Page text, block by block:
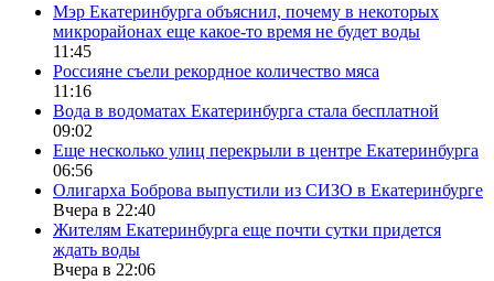
Мэр Екатеринбурга объяснил, почему в некоторых
микрорайонах еще какое-то время не будет воды
11:45
Россияне съели рекордное количество мяса
11:16
Вода в водоматах Екатеринбурга стала бесплатной
09:02
Еще несколько улиц перекрыли в центре Екатеринбурга
06:56
Олигарха Боброва выпустили из СИЗО в Екатеринбурге
Вчера в 22:40
Жителям Екатеринбурга еще почти сутки придется
ждать воды
Вчера в 22:06